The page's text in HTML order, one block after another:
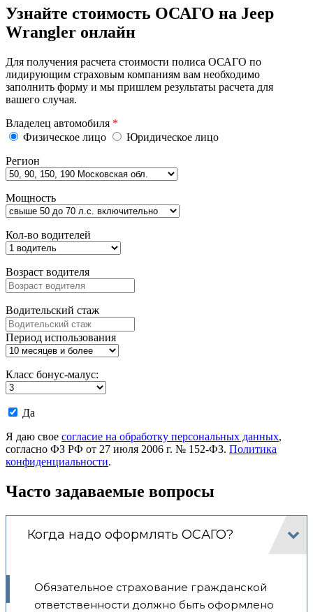
Узнайте стоимость ОСАГО на Jeep
Wrangler онлайн
Для получения расчета стоимости полиса ОСАГО по
лидирующим страховым компаниям вам необходимо
заполнить форму и мы пришлем результаты расчета для
вашего случая.
Владелец автомобиля *
Физическое лицо
Юридическое лицо
Регион
Мощность
Кол-во водителей
Возраст водителя
Водительский стаж
Период использования
Класс бонус-малус:
Даю
на
обработку
моих
данных.
Да
Я даю свое согласие на обработку персональных данных,
согласно ФЗ РФ от 27 июля 2006 г. № 152-ФЗ. Политика
конфиденциальности.
Часто задаваемые вопросы
Когда надо оформлять ОСАГО?
Обязательное страхование гражданской
ответственности должно быть оформлено